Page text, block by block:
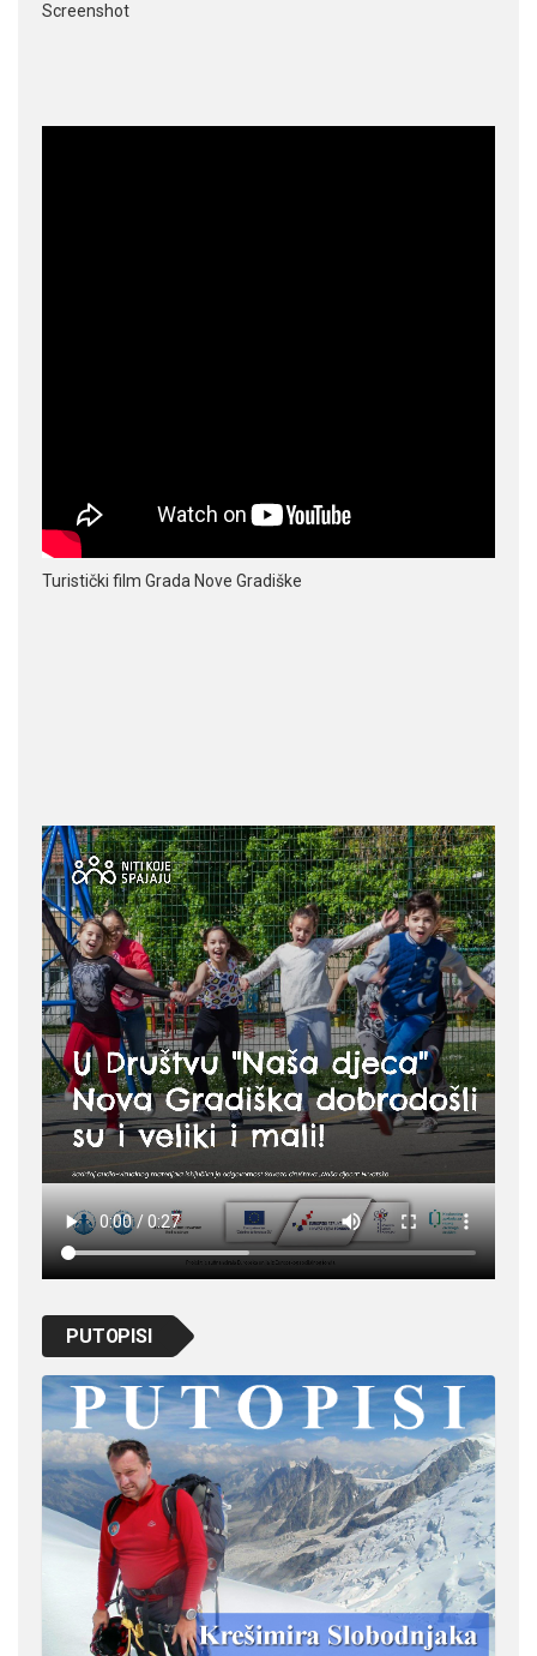
Screenshot
Turistički film Grada Nove Gradiške
PUTOPISI